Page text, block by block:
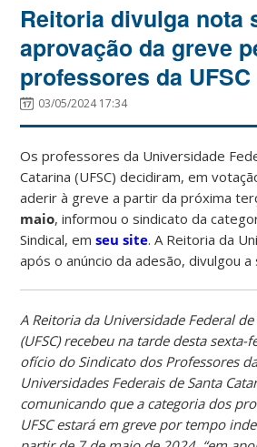
Reitoria divulga nota
aprovação da greve
professores da UFSC
03/05/2024 17:34
Os professores da Universidade
Catarina (UFSC) decidiram, em
aderir à greve a partir da próxima
maio, informou o sindicato da
Sindical, emseu site. A Reitoria da
após o anúncio da adesão, divulgou
A Reitoria da Universidade Federal
(UFSC) recebeu na tarde desta sexta-
ofício do Sindicato dos Professores
Universidades Federais de Santa
comunicando que a categoria dos
UFSC estará em greve por tempo